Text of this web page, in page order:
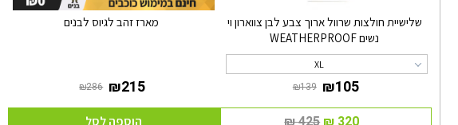
שלישיית חולצות שרוול ארוך צבע לבן צווארון וי
נשים WEATHERPROOF
XL
‏139 ₪ ‏105 ₪
מארז זהב לגיוס לבנים
‏286 ₪
‏425 ₪ הוספה לסל